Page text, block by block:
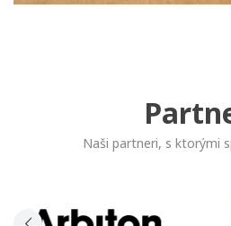
Naši partneri, s ktorými